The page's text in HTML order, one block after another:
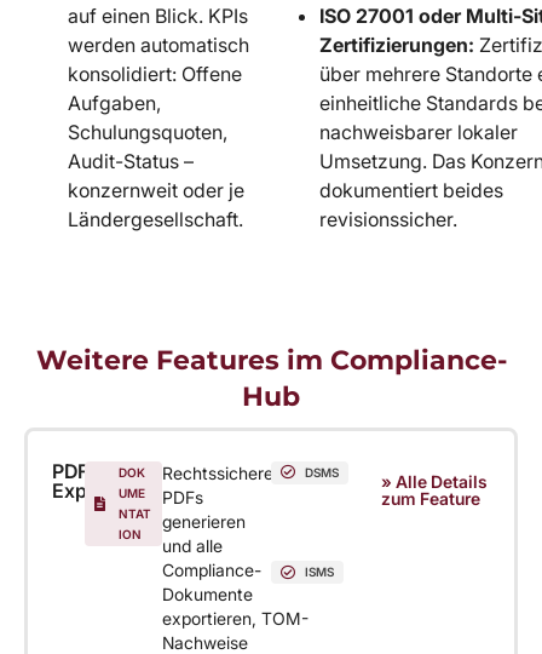
auf einen Blick. KPIs
werden automatisch
konsolidiert: Offene
Aufgaben,
Schulungsquoten,
Audit-Status –
konzernweit oder je
Ländergesellschaft.
ISO 27001 oder Multi-
Zertifizierungen:
über mehrere Standorte
einheitliche Standards
nachweisbarer lokaler
Umsetzung. Das
dokumentiert beides
revisionssicher.
Weitere Features im Compliance-
Hub
PDF-
Exporte
DOK
UME
NTAT
ION
Rechtssichere
PDFs
generieren
und alle
Compliance-
Dokumente
exportieren, TOM-
Nachweise
DSMS
ISMS
» Alle Details
zum Feature